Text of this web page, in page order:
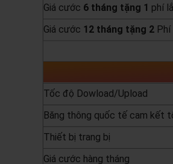
Giá cước 6 tháng tặng 1 phí
Giá cước 12 tháng tặng 2
Tốc độ Dowload/Upload
Băng thông quốc tế cam kết
Thiết bị trang bị
Giá cước hàng tháng